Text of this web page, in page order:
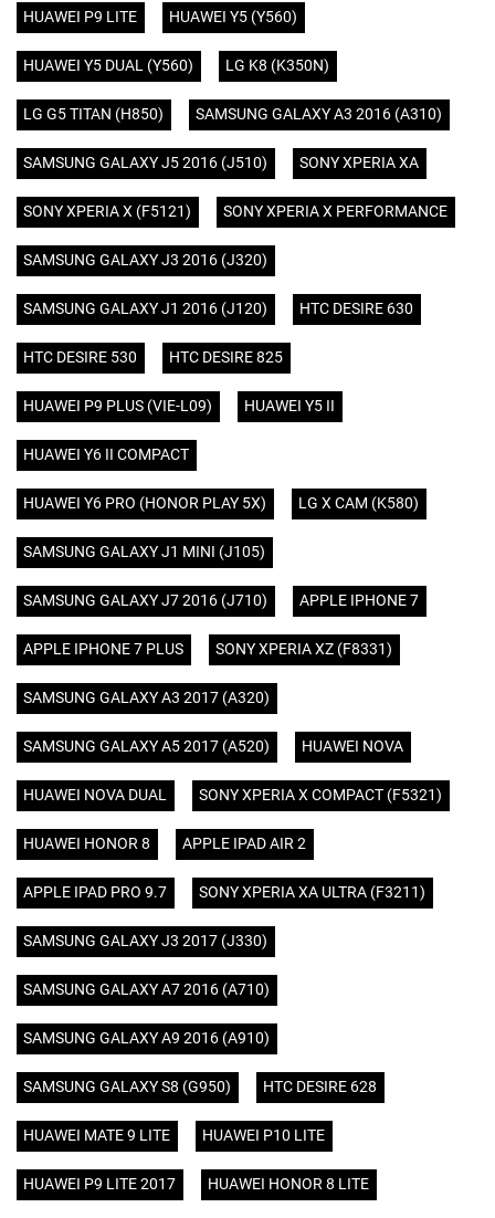
HUAWEI P9 LITE HUAWEI Y5 (Y560)
HUAWEI Y5 DUAL (Y560) LG K8 (K350N)
LG G5 TITAN (H850) SAMSUNG GALAXY A3 2016 (A310)
SAMSUNG GALAXY J5 2016 (J510) SONY XPERIA XA
SONY XPERIA X (F5121) SONY XPERIA X PERFORMANCE
SAMSUNG GALAXY J3 2016 (J320)
SAMSUNG GALAXY J1 2016 (J120) HTC DESIRE 630
HTC DESIRE 530 HTC DESIRE 825
HUAWEI P9 PLUS (VIE-L09) HUAWEI Y5 II
HUAWEI Y6 II COMPACT
HUAWEI Y6 PRO (HONOR PLAY 5X) LG X CAM (K580)
SAMSUNG GALAXY J1 MINI (J105)
SAMSUNG GALAXY J7 2016 (J710) APPLE IPHONE 7
APPLE IPHONE 7 PLUS SONY XPERIA XZ (F8331)
SAMSUNG GALAXY A3 2017 (A320)
SAMSUNG GALAXY A5 2017 (A520) HUAWEI NOVA
HUAWEI NOVA DUAL SONY XPERIA X COMPACT (F5321)
HUAWEI HONOR 8 APPLE IPAD AIR 2
APPLE IPAD PRO 9.7 SONY XPERIA XA ULTRA (F3211)
SAMSUNG GALAXY J3 2017 (J330)
SAMSUNG GALAXY A7 2016 (A710)
SAMSUNG GALAXY A9 2016 (A910)
SAMSUNG GALAXY S8 (G950) HTC DESIRE 628
HUAWEI MATE 9 LITE HUAWEI P10 LITE
HUAWEI P9 LITE 2017 HUAWEI HONOR 8 LITE